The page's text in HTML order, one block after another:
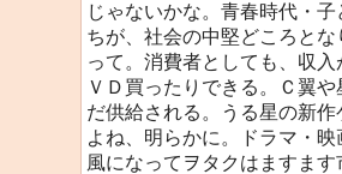
じゃないかな。青春時代・
ちが、社会の中堅どころと
って。消費者としても、収
ＶＤ買ったりできる。Ｃ翼
だ供給される。うる星の新
よね、明らかに。ドラマ・
風になってヲタクはますま